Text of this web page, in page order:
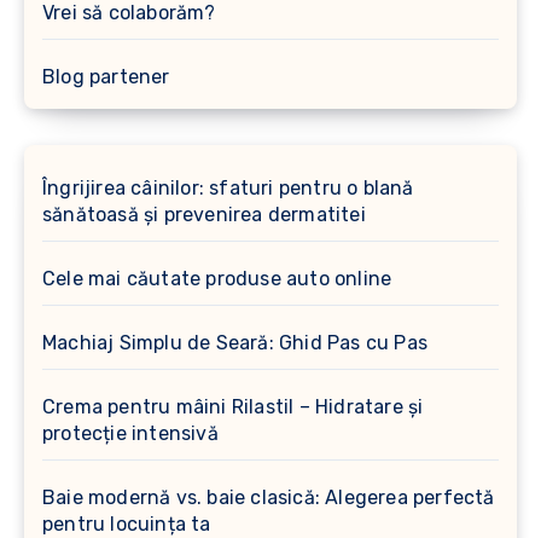
Vrei să colaborăm?
Blog partener
Îngrijirea câinilor: sfaturi pentru o blană
sănătoasă și prevenirea dermatitei
Cele mai căutate produse auto online
Machiaj Simplu de Seară: Ghid Pas cu Pas
Crema pentru mâini Rilastil – Hidratare și
protecție intensivă
Baie modernă vs. baie clasică: Alegerea perfectă
pentru locuința ta